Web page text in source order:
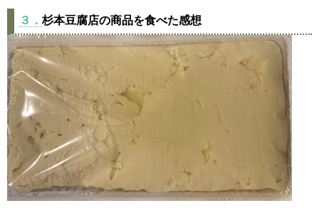
３． 杉本豆腐店の商品を食べた感想